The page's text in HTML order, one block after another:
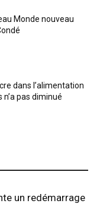
Monde nouveau
dans l’alimentation
pas diminué
un redémarrage